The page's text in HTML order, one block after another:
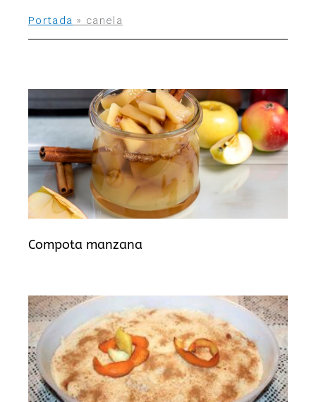
Portada » canela
Compota manzana